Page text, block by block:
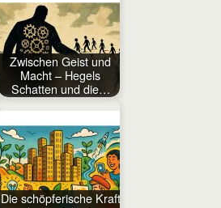
Zwischen Geist und
Macht – Hegels
Schatten und die…
Die schöpferische Kraft